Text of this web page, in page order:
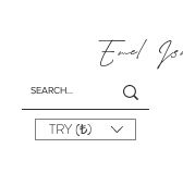
Emel I
TRY (₺)